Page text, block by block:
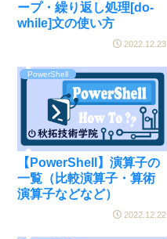
ープ・繰り返し処理[do-
while]文の使い方
2022.12.23
PowerShell
【PowerShell】演算子の
一覧（比較演算子・算術
演算子などなど）
2022.12.22